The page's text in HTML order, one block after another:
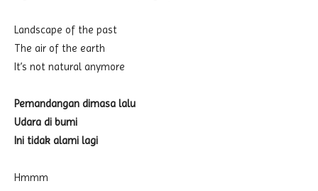
Landscape of the past
The air of the earth
It’s not natural anymore
Pemandangan dimasa lalu
Udara di bumi
Ini tidak alami lagi
Hmmm